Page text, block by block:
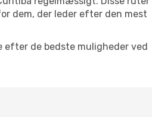
dem, der leder efter den mest
de bedste muligheder ved